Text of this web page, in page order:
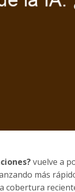
vuelve a
más